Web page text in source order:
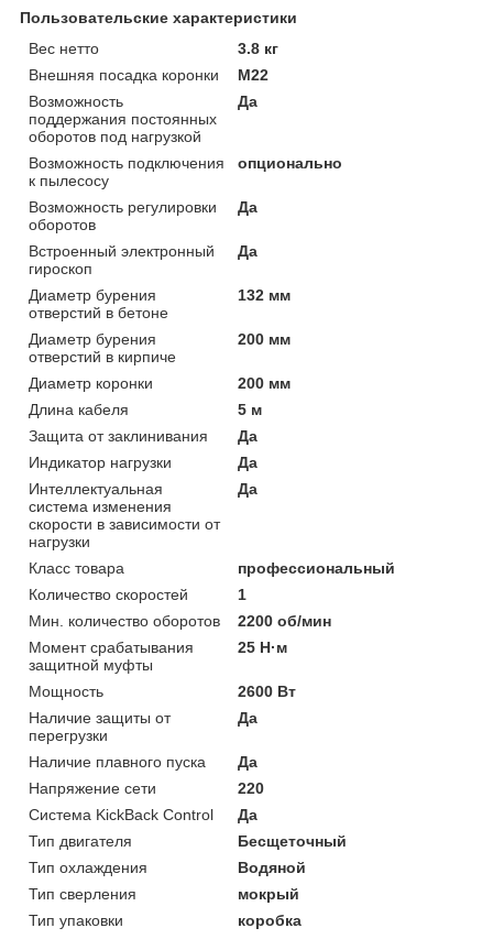
Пользовательские характеристики
Вес нетто
3.8 кг
Внешняя посадка коронки
M22
Возможность
поддержания постоянных
оборотов под нагрузкой
Да
Возможность подключения
к пылесосу
опционально
Возможность регулировки
оборотов
Да
Встроенный электронный
гироскоп
Да
Диаметр бурения
отверстий в бетоне
132 мм
Диаметр бурения
отверстий в кирпиче
200 мм
Диаметр коронки
200 мм
Длина кабеля
5 м
Защита от заклинивания
Да
Индикатор нагрузки
Да
Интеллектуальная
система изменения
скорости в зависимости от
нагрузки
Да
Класс товара
профессиональный
Количество скоростей
1
Мин. количество оборотов
2200 об/мин
Момент срабатывания
защитной муфты
25 Н·м
Мощность
2600 Вт
Наличие защиты от
перегрузки
Да
Наличие плавного пуска
Да
Напряжение сети
220
Система KickBack Control
Да
Тип двигателя
Бесщеточный
Тип охлаждения
Водяной
Тип сверления
мокрый
Тип упаковки
коробка